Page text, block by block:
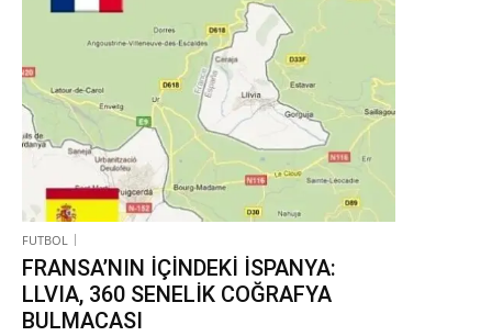
FUTBOL
FRANSA’NIN İÇİNDEKİ İSPANYA:
LLVIA, 360 SENELİK COĞRAFYA
BULMACASI